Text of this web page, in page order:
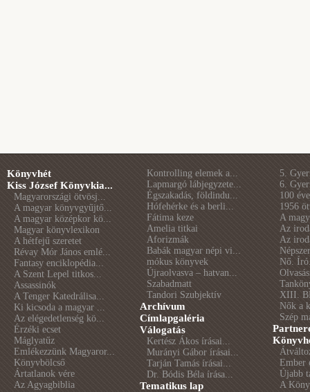
Könyvhét
Kiss József Könyvkia...
Magyarországi ötvösj...
A magyar könyvgyűjtő...
A magyar középkor kö...
Magyar könyvlexikon
A hétfejű szeretet
Révay Mór János emlé...
Fantasy enciklopédia...
A Szent Lepel titkos...
Assassinók
A Tenger Katedrálisa...
Ki kicsoda a magyar ...
Az elégedetlenség kö...
Érzéki ecset
Máglyatűz
Emlékezzünk Magyaror...
Könyvbölcső
Ártatlanok vére
Az Agyagbiblia
Kontrolling elemek a...
Lapmargó lábjegyzete...
Égszakadás, földindu...
Hófehérke és a berli...
Fátima keze
Amelia titkai
Aforizmák
Babák magyar népi vi...
mókus könyvek
Újraolvasva – hatvan...
Szabadmatt
Tandori Szubjektív
Archívum
Címlapgaléria
Válogatás
Kertész Ákos írásai...
Murányi Gábor írásai...
Tarján Tamás írásai...
Dr. Bódis Béla írása...
Tematikus lap
5.
6.
100
1956
A
Az
Az
Nő.
XIII.
Nők a
Szép
Ember
Újabb
A